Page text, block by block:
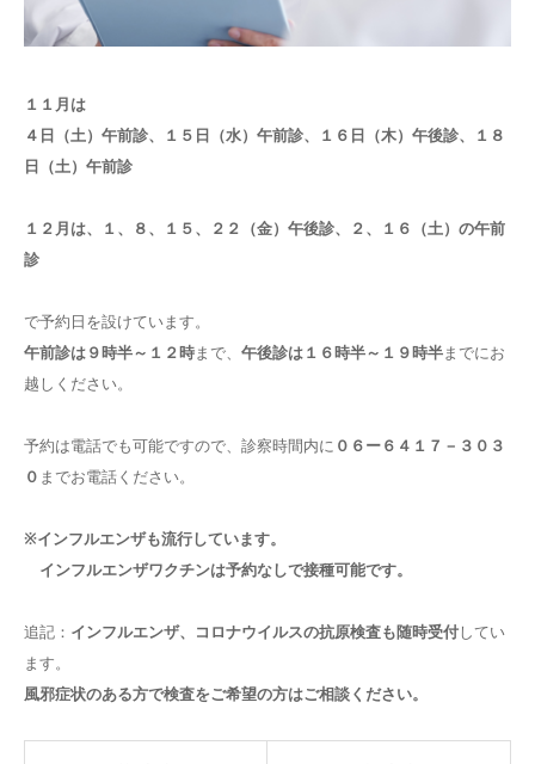
１１月は
４日（土）午前診、１５日（水）午前診、１６日（木）午後診、１８
日（土）午前診
１２月は、１、８、１５、２２（金）午後診、２、１６（土）の午前
診
で予約日を設けています。
午前診は９時半～１２時まで、 午後診は１６時半～１９時半までにお
越しください。
予約は電話でも可能ですので、診察時間内に ０６ー６４１７－３０３
０ までお電話ください。
※インフルエンザも流行しています。
インフルエンザワクチンは予約なしで接種可能です。
追記： インフルエンザ、コロナウイルスの抗原検査も随時受付してい
ます。
風邪症状のある方で検査をご希望の方はご相談ください。
当院のサービス
採用情報